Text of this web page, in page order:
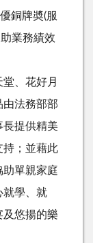
銅牌奬(服
業務績效
、花好月
由法務部部
長提供精美
持；並藉此
助單親家庭
就學、就
及悠揚的樂